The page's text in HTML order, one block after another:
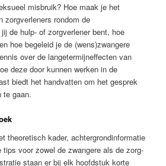
misbruik? Hoe maak je het
zorgverleners rondom de
de hulp- of zorgverlener bent, hoe
hoe begeleid je de (wens)zwangere
over de langetermijneffecten van
deze door kunnen werken in de
biedt het handvatten om het gesprek
te gaan.
theoretisch kader, achtergrondinformatie
voor zowel de zwangere als de zorg-
staan er bij elk hoofdstuk korte